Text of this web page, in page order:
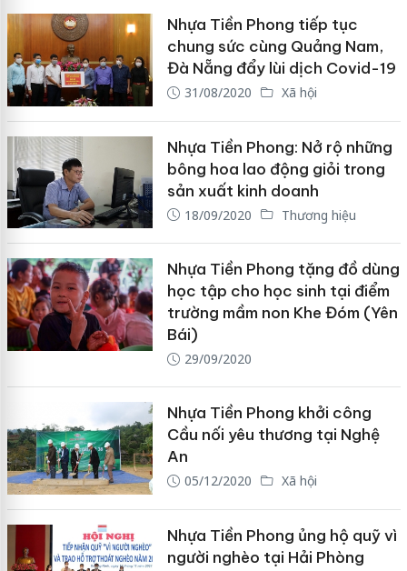
Nhựa Tiền Phong tiếp tục
chung sức cùng Quảng Nam,
Đà Nẵng đẩy lùi dịch Covid-19
31/08/2020 Xã hội
Nhựa Tiền Phong: Nở rộ những
bông hoa lao động giỏi trong
sản xuất kinh doanh
18/09/2020 Thương hiệu
Nhựa Tiền Phong tặng đồ dùng
học tập cho học sinh tại điểm
trường mầm non Khe Đóm (Yên
Bái)
29/09/2020
Nhựa Tiền Phong khởi công
Cầu nối yêu thương tại Nghệ
An
05/12/2020 Xã hội
Nhựa Tiền Phong ủng hộ quỹ vì
người nghèo tại Hải Phòng